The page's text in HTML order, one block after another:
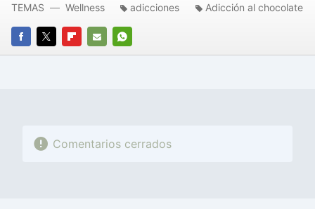
FACEBOOK
TWITTERFLIPBOARD
E-
WHATSAPP
TEMAS Wellness adicciones Adicción al chocolate
Comentarios cerrados